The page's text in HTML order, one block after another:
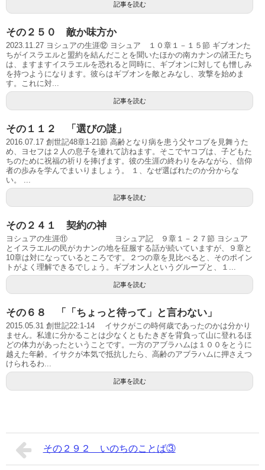
記事を読む
その２５０ 敵か味方か
2023.11.27 ヨシュアの生涯⑫ ヨシュア １０章１－１５節 ギブオンた
ちがイスラエルと盟約を結んだことを聞いたほかの南カナンの諸王たち
は、ますますイスラエルを恐れると同時に、ギブオンに対しても憎しみ
を持つようになります。彼らはギブオンを敵とみなし、攻撃を始めま
す。これに対...
記事を読む
その１１２ 「選びの謎」
2016.07.17 創世記48章1-21節 高齢となり病を患う父ヤコブを見舞うた
め、ヨセフは２人の息子を連れて訪ねます。そこでヤコブは、子どもた
ちのために祝福の祈りを捧げます。彼の生涯の終わりをみながら、信仰
者の歩みを学んでまいりましょう。 １、なぜ選ばれたのか分からな
い。 ...
記事を読む
その２４１ 契約の神
ヨシュアの生涯⑪ ヨシュア記 ９章１－２７節 ヨシュア
とイスラエルの民がカナンの地を征服する話が続いていますが、９章と
10章は対になっているところです。２つの章を見比べると、そのポイン
トがよく理解できるでしょう。ギブオン人というグループと、１...
記事を読む
その６８ 「「ちょっと待って」と言わない」
2015.05.31 創世記22:1-14 イサクがこの時何歳であったのかは分かり
ません。私達に分かることは少なくともたきぎを背負って山に登れるほ
どの体力があったということです。一方のアブラハムは１００をとうに
越えた年齢。イサクが本気で抵抗したら、高齢のアブラハムに押さえつ
けられるわ...
記事を読む
その２９２ いのちのことば③